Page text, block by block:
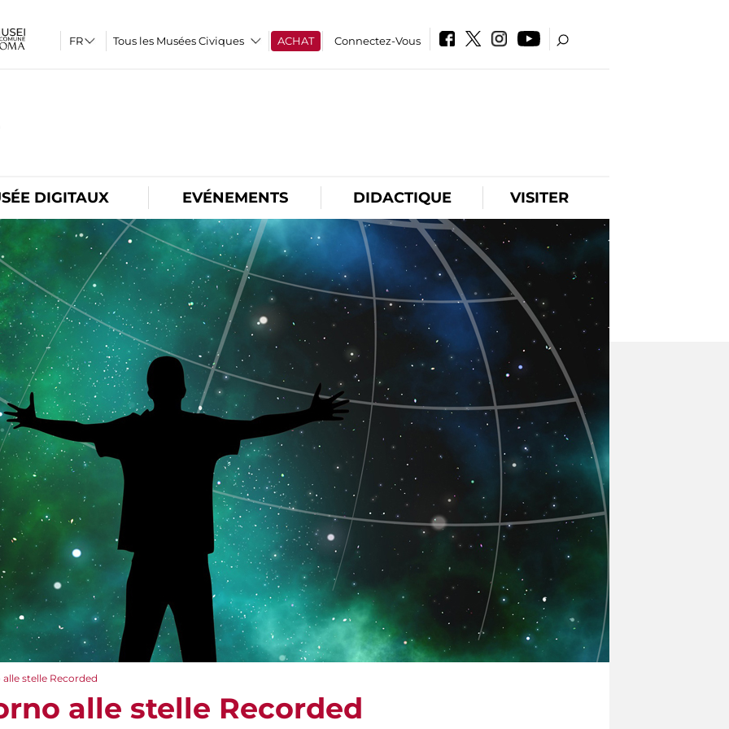
Tous les Musées Civiques ACHAT Connectez-Vous
DIGITAUX EVÉNEMENTS DIDACTIQUE VISITER
stelle Recorded
alle stelle Recorded